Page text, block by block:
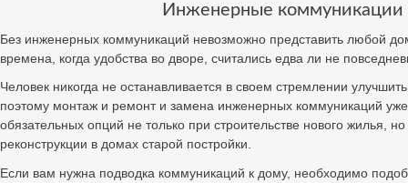
Инженерные коммуникации
Без инженерных коммуникаций невозможно представить любой
времена, когда удобства во дворе, считались едва ли не
Человек никогда не останавливается в своем стремлении
поэтому монтаж и ремонт и замена инженерных коммуникаций
обязательных опций не только при строительстве нового жилья,
реконструкции в домах старой постройки.
Если вам нужна подводка коммуникаций к дому, необходимо